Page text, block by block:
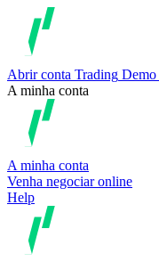
Abrir conta Trading Demo
A minha conta
A minha conta
Venha negociar online
Help